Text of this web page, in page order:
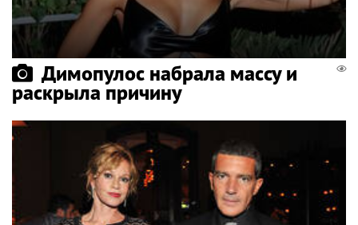
Димопулос набрала массу и
раскрыла причину